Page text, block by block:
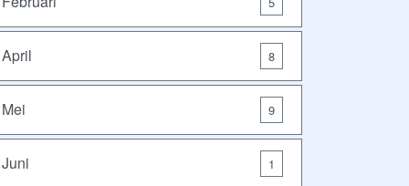
April 8
Mei 9
Juni 1